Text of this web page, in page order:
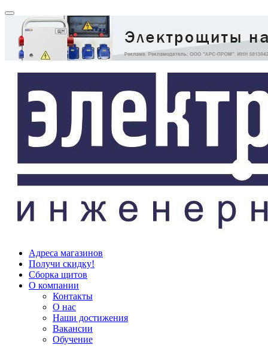
Адреса магазинов
Получи скидку!
Сборка щитов
О компании
Контакты
О нас
Наши достижения
Вакансии
Обучение